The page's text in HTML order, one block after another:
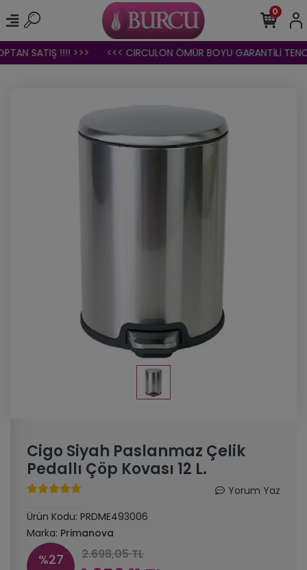
SATIŞ !!!! >>> <<< CIRCULON ÖMÜR BOYU GARANTİLİ
0
Cigo Siyah Paslanmaz Çelik
Pedallı Çöp Kovası 12 L.
Yorum Yaz
Ürün Kodu: PRDME493006
Marka: Primanova
%27 2.698,05 TL